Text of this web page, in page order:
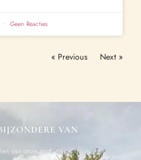
Geen Reacties
« Previous Next »
VAN
van onze stad